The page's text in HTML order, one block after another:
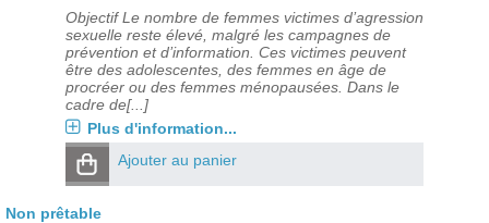
Objectif Le nombre de femmes victimes d’agression
sexuelle reste élevé, malgré les campagnes de
prévention et d’information. Ces victimes peuvent
être des adolescentes, des femmes en âge de
procréer ou des femmes ménopausées. Dans le
cadre de[...]
Plus d'information...
Ajouter au panier
Non prêtable